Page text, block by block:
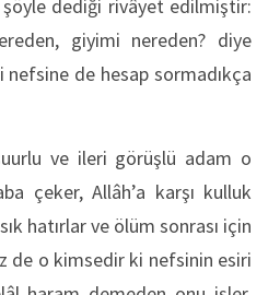
şöyle dediği rivâyet edilmiştir:
giyimi nereden? diye
de hesap sormadıkça
ve ileri görüşlü adam o
çeker, Allâh’a karşı kulluk
hatırlar ve ölüm sonrası için
de o kimsedir ki nefsinin esiri